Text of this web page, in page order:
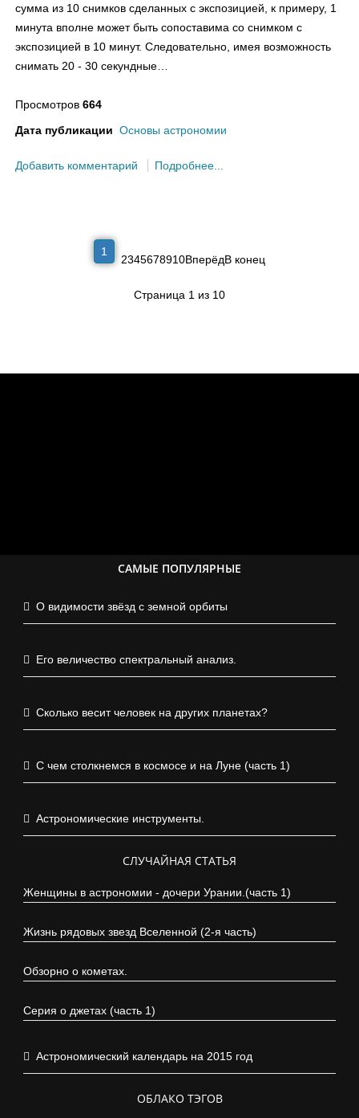
сумма из 10 снимков сделанных с экспозицией, к примеру, 1
минута вполне может быть сопоставима со снимком с
экспозицией в 10 минут. Следовательно, имея возможность
снимать 20 - 30 секундные…
Просмотров 664
Дата публикации Основы астрономии
Добавить комментарий Подробнее...
1
2345678910ВперёдВ конец
Страница 1 из 10
САМЫЕ ПОПУЛЯРНЫЕ
О видимости звёзд с земной орбиты
Его величество спектральный анализ.
Сколько весит человек на других планетах?
С чем столкнемся в космосе и на Луне (часть 1)
Астрономические инструменты.
СЛУЧАЙНАЯ СТАТЬЯ
Женщины в астрономии - дочери Урании.(часть 1)
Жизнь рядовых звезд Вселенной (2-я часть)
Обзорно о кометах.
Серия о джетах (часть 1)
Астрономический календарь на 2015 год
ОБЛАКО ТЭГОВ